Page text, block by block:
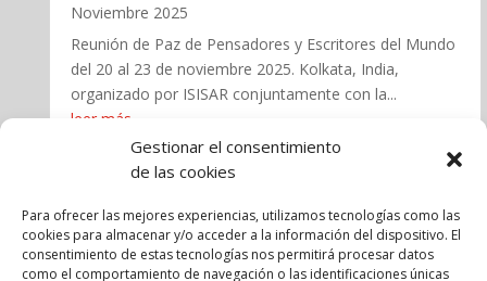
Gestionar el consentimiento
de las cookies
Para ofrecer las mejores experiencias, utilizamos tecnologías como las
cookies para almacenar y/o acceder a la información del dispositivo. El
consentimiento de estas tecnologías nos permitirá procesar datos
como el comportamiento de navegación o las identificaciones únicas
Noviembre 2025
Reunión de Paz de Pensadores y Escritores del Mundo
del 20 al 23 de noviembre 2025. Kolkata, India,
organizado por ISISAR conjuntamente con la...
leer más